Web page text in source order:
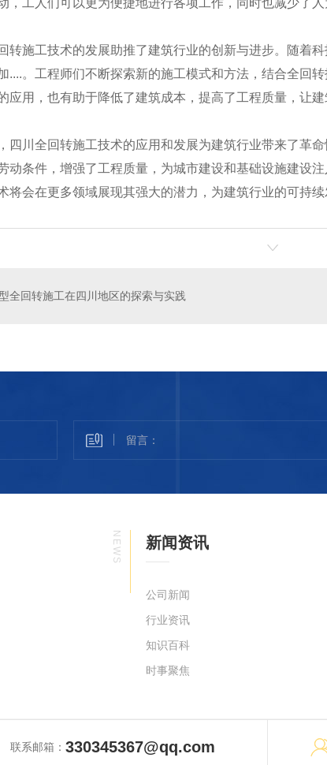
，工人们可以更为便捷地进行各项工作，同时也减少了人
转施工技术的发展助推了建筑行业的创新与进步。随着
....。工程师们不断探索新的施工模式和方法，结合全回
应用，也有助于降低了建筑成本，提高了工程质量，让建
四川全回转施工技术的应用和发展为建筑行业带来了革
动条件，增强了工程质量，为城市建设和基础设施建设
将会在更多领域展现其强大的潜力，为建筑行业的可持续
全回转施工在四川地区的探索与实践
NEWS 新闻资讯
公司新闻
行业资讯
知识百科
时事聚焦
联系邮箱： 330345367@qq.com